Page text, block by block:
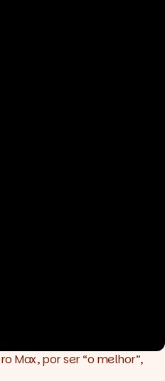
Max, por ser “o melhor”,